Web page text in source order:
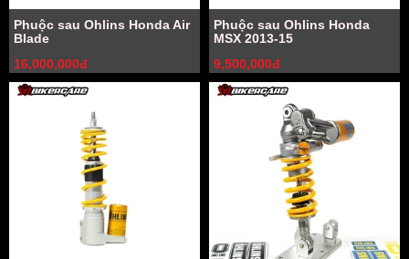
Phuộc sau Ohlins Honda Air
Blade
16,000,000đ
Phuộc sau Ohlins Honda
MSX 2013-15
9,500,000đ